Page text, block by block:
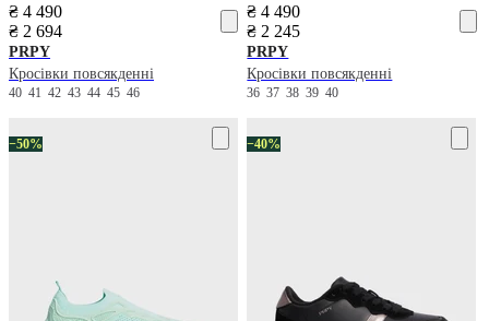
₴ 4 490
₴ 2 694
PRPY
Кросівки повсякденні
40 41 42 43 44 45 46
₴ 4 490
₴ 2 245
PRPY
Кросівки повсякденні
3637383940
−50% −40%